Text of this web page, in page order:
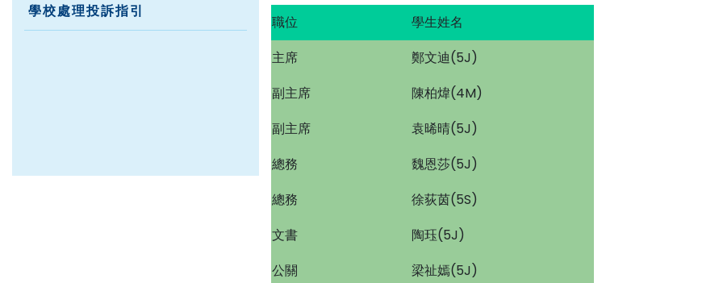
學校處理投訴指引
職位
學生姓名
主席
鄭文迪(5J)
副主席
陳柏煒(4M)
副主席
袁晞晴(5J)
總務
魏恩莎(5J)
總務
徐荻茵(5S)
文書
陶珏(5J)
公關
梁祉嫣(5J)